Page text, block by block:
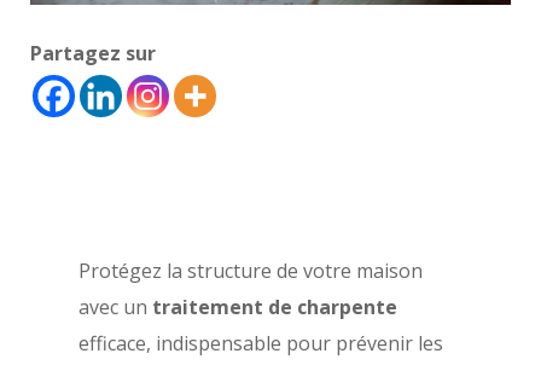
Partagez sur
Protégez la structure de votre maison
avec un traitement de charpente
efficace, indispensable pour prévenir les